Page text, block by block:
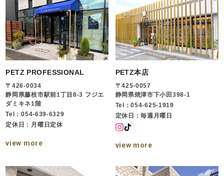
PETZ PROFESSIONAL
〒426-0034
静岡県藤枝市駅前1丁目8-3 フジエ
ダミキネ1階
Tel：054-639-6329
定休日：月曜日定休
view more
PETZ本店
〒425-0057
静岡県焼津市下小田398-1
Tel：054-625-1919
定休日：毎週月曜日
view more